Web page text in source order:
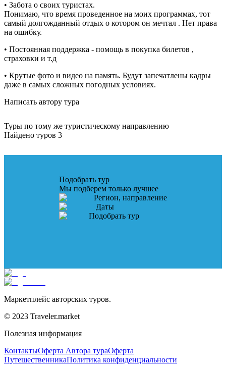
• Забота о своих туристах.
Понимаю, что время проведенное на моих программах, тот
самый долгожданный отдых о котором он мечтал . Нет права
на ошибку.
• Постоянная поддержка - помощь в покупка билетов ,
страховки и т.д
• Крутые фото и видео на память. Будут запечатлены кадры
даже в самых сложных погодных условиях.
Написать автору тура
Туры по тому же туристическому направлению
Найдено туров 3
Подобрать тур
Мы подберем только лучшее
Регион, направление
Даты
Подобрать тур
Маркетплейс авторских туров.
© 2023 Traveler.market
Полезная информация
КонтактыОферта Автора тураОферта
ПутешественникаПолитика конфиденциальности